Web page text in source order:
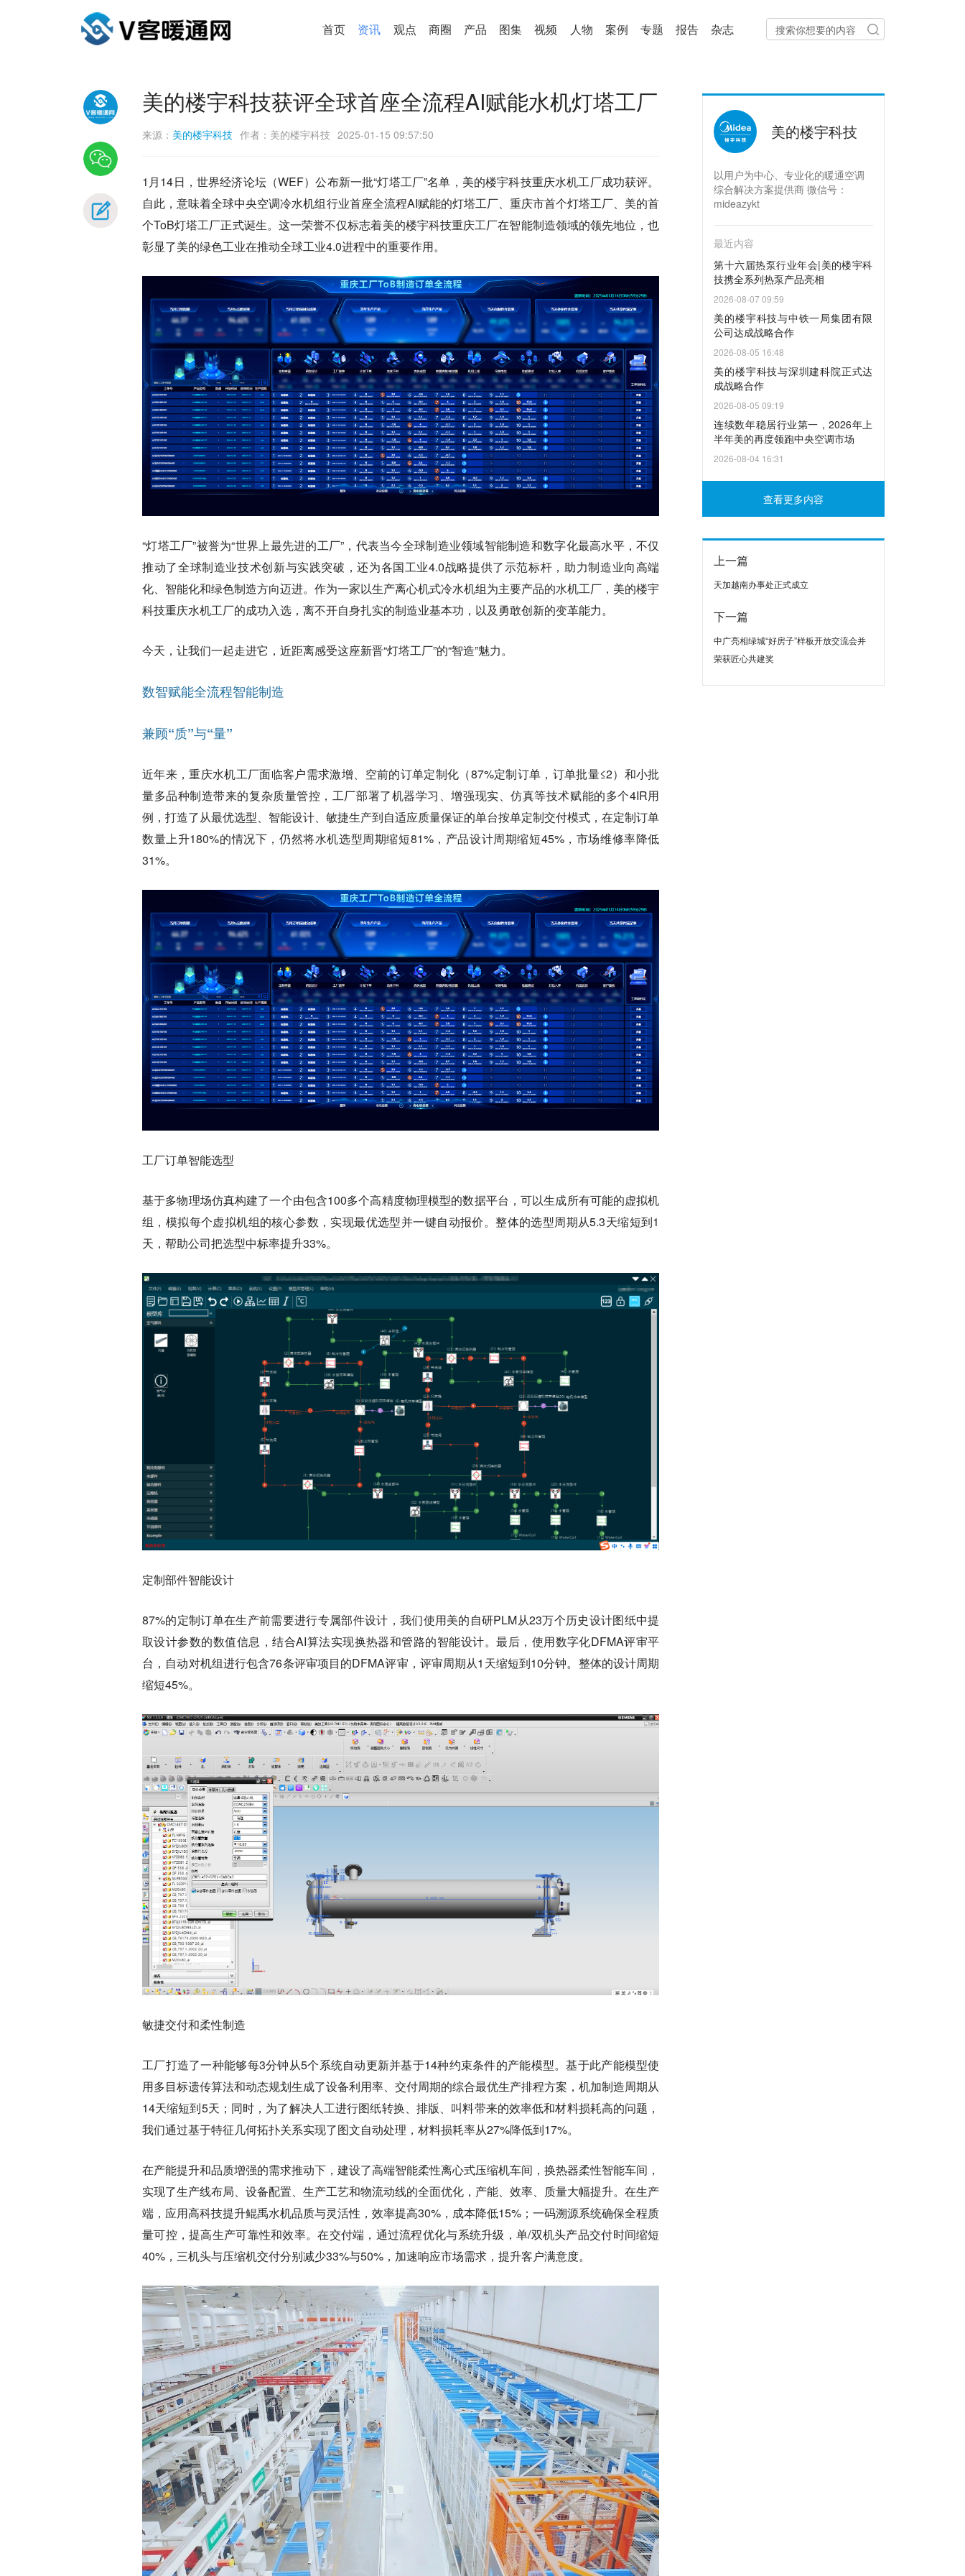
首页 资讯 观点 商圈 产品 图集 视频 人物 案例 专题 报告 杂志
美的楼宇科技获评全球首座全流程AI赋能水机灯塔工厂
来源： 美的楼宇科技 作者：美的楼宇科技 2025-01-15 09:57:50
1月14日，世界经济论坛（WEF）公布新一批“灯塔工厂”名单，美的楼宇科技重庆水机工厂成功获评。
自此，意味着全球中央空调冷水机组行业首座全流程AI赋能的灯塔工厂、重庆市首个灯塔工厂、美的首
个ToB灯塔工厂正式诞生。这一荣誉不仅标志着美的楼宇科技重庆工厂在智能制造领域的领先地位，也
彰显了美的绿色工业在推动全球工业4.0进程中的重要作用。
“灯塔工厂”被誉为“世界上最先进的工厂”，代表当今全球制造业领域智能制造和数字化最高水平，不仅
推动了全球制造业技术创新与实践突破，还为各国工业4.0战略提供了示范标杆，助力制造业向高端
化、智能化和绿色制造方向迈进。作为一家以生产离心机式冷水机组为主要产品的水机工厂，美的楼宇
科技重庆水机工厂的成功入选，离不开自身扎实的制造业基本功，以及勇敢创新的变革能力。
今天，让我们一起走进它，近距离感受这座新晋“灯塔工厂”的“智造”魅力。
数智赋能全流程智能制造
兼顾“质”与“量”
近年来，重庆水机工厂面临客户需求激增、空前的订单定制化（87%定制订单，订单批量≤2）和小批
量多品种制造带来的复杂质量管控，工厂部署了机器学习、增强现实、仿真等技术赋能的多个4IR用
例，打造了从最优选型、智能设计、敏捷生产到自适应质量保证的单台按单定制交付模式，在定制订单
数量上升180%的情况下，仍然将水机选型周期缩短81%，产品设计周期缩短45%，市场维修率降低
31%。
工厂订单智能选型
基于多物理场仿真构建了一个由包含100多个高精度物理模型的数据平台，可以生成所有可能的虚拟机
组，模拟每个虚拟机组的核心参数，实现最优选型并一键自动报价。整体的选型周期从5.3天缩短到1
天，帮助公司把选型中标率提升33%。
定制部件智能设计
87%的定制订单在生产前需要进行专属部件设计，我们使用美的自研PLM从23万个历史设计图纸中提
取设计参数的数值信息，结合AI算法实现换热器和管路的智能设计。最后，使用数字化DFMA评审平
台，自动对机组进行包含76条评审项目的DFMA评审，评审周期从1天缩短到10分钟。整体的设计周期
缩短45%。
敏捷交付和柔性制造
工厂打造了一种能够每3分钟从5个系统自动更新并基于14种约束条件的产能模型。基于此产能模型使
用多目标遗传算法和动态规划生成了设备利用率、交付周期的综合最优生产排程方案，机加制造周期从
14天缩短到5天；同时，为了解决人工进行图纸转换、排版、叫料带来的效率低和材料损耗高的问题，
我们通过基于特征几何拓扑关系实现了图文自动处理，材料损耗率从27%降低到17%。
在产能提升和品质增强的需求推动下，建设了高端智能柔性离心式压缩机车间，换热器柔性智能车间，
实现了生产线布局、设备配置、生产工艺和物流动线的全面优化，产能、效率、质量大幅提升。在生产
端，应用高科技提升鲲禹水机品质与灵活性，效率提高30%，成本降低15%；一码溯源系统确保全程质
量可控，提高生产可靠性和效率。在交付端，通过流程优化与系统升级，单/双机头产品交付时间缩短
40%，三机头与压缩机交付分别减少33%与50%，加速响应市场需求，提升客户满意度。
美的楼宇科技
以用户为中心、专业化的暖通空调
综合解决方案提供商 微信号：
mideazykt
最近内容
第十六届热泵行业年会|美的楼宇科
技携全系列热泵产品亮相
2026-08-07 09:59
美的楼宇科技与中铁一局集团有限
公司达成战略合作
2026-08-05 16:48
美的楼宇科技与深圳建科院正式达
成战略合作
2026-08-05 09:19
连续数年稳居行业第一，2026年上
半年美的再度领跑中央空调市场
2026-08-04 16:31
查看更多内容
上一篇
天加越南办事处正式成立
下一篇
中广亮相绿城“好房子”样板开放交流会并
荣获匠心共建奖